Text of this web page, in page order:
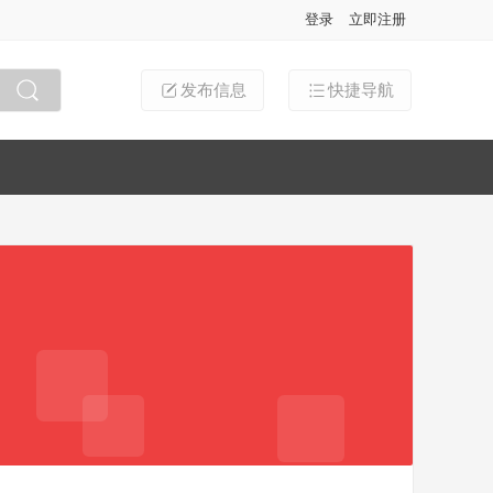
登录 立即注册
快捷导航
发布信息